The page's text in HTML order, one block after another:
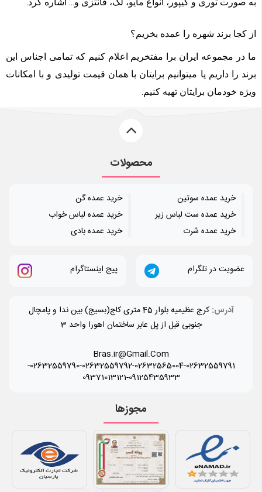
از کجا برند شهره را عمده بخریم؟
ما در مجموعه ایران برا مفتخریم اعلام کنیم که تمامی اجناس این
برند را داریم یا میتوانیم برایتان با همان قیمت تولیدی و با امکانات
ویژه خودمان برایتان تهیه کنیم.
محصولات
خرید عمده سوتین
خرید عمده ست لباس زیر
خرید عمده شرت
خرید عمده گن
خرید عمده لباس خواب
خرید عمده بادی
عضویت در تلگرام پیج اینستاگرام
آدرس:
کرج عظیمیه بلوار 45 متری کاج(بسیج) بین ندا و پامچال
جنوبی قبل از پل عابر ساختمان اهورا واحد 3
Bras.ir@Gmail.Com
02632559791
-
02632565004
-
02632559792
-
02632559790
-
09125435933
-
09371013121
مجوزها